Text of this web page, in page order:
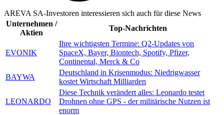
AREVA SA-Investoren interessieren sich auch für diese News
Unternehmen /
Aktien
Top-Nachrichten
EVONIK
Ihre wichtigsten Termine: Q2-Updates von
SpaceX, Bayer, Biontech, Spotify, Pfizer,
Continental, Merck & Co
BAYWA
Deutschland in Krisenmodus: Niedrigwasser
kostet Wirtschaft Milliarden
LEONARDO
Diese Technik verändert alles: Leonardo testet
Drohnen ohne GPS - der militärische Nutzen ist
enorm